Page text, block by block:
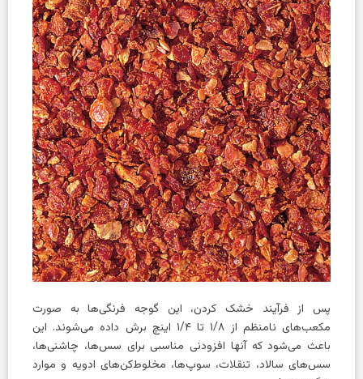
پس از فرآیند خشک کردن، این گوجه فرنگی‌ها به صورت
مکعب‌های نامنظم از ۱/۸ تا ۱/۴ اینچ برش داده می‌شوند. این
باعث می‌شود که آنها افزودنی مناسبی برای سس‌ها، چاشنی‌ها،
سس‌های سالاد، تنقلات، سوپ‌ها، مخلوط‌کن‌های ادویه و موارد